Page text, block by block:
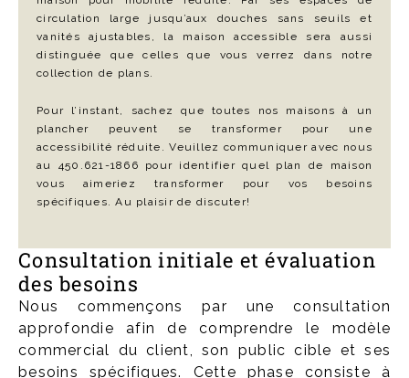
circulation large jusqu’aux douches sans seuils et
vanités ajustables, la maison accessible sera aussi
distinguée que celles que vous verrez dans notre
collection de plans.
Pour l’instant, sachez que toutes nos maisons à un
plancher peuvent se transformer pour une
accessibilité réduite. Veuillez communiquer avec nous
au 450.621-1866 pour identifier quel plan de maison
vous aimeriez transformer pour vos besoins
spécifiques. Au plaisir de discuter!
Consultation initiale et évaluation
des besoins
Nous commençons par une consultation
approfondie afin de comprendre le modèle
commercial du client, son public cible et ses
besoins spécifiques. Cette phase consiste à